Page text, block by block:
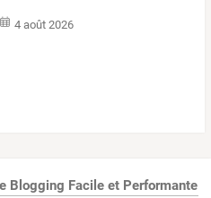
4 août 2026
Blogging Facile et Performante